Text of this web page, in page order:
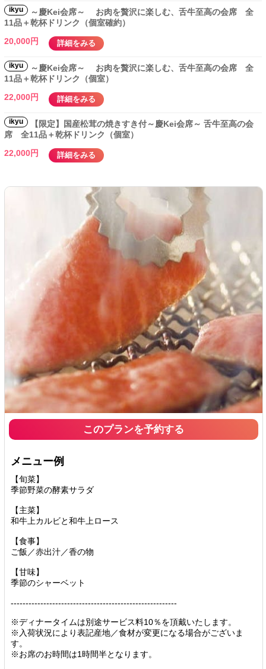
ikyu
～慶Kei会席～ お肉を贅沢に楽しむ、舌牛至高の会席 全
11品＋乾杯ドリンク（個室確約）
20,000円
詳細をみる
ikyu
～慶Kei会席～ お肉を贅沢に楽しむ、舌牛至高の会席 全
11品＋乾杯ドリンク（個室）
22,000円
詳細をみる
ikyu
【限定】国産松茸の焼きすき付～慶Kei会席～ 舌牛至高の会
席 全11品＋乾杯ドリンク（個室）
22,000円
詳細をみる
このプランを予約する
メニュー例
【旬菜】
季節野菜の酵素サラダ
【主菜】
和牛上カルビと和牛上ロース
【食事】
ご飯／赤出汁／香の物
【甘味】
季節のシャーベット
--------------------------------------------------------
※ディナータイムは別途サービス料10％を頂戴いたします。
※入荷状況により表記産地／食材が変更になる場合がございま
す。
※お席のお時間は1時間半となります。